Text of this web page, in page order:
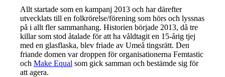
Allt startade som en kampanj 2013 och har därefter
utvecklats till en folkrörelse/förening som hörs och lyssnas
på i allt fler sammanhang. Historien började 2013, då tre
killar som stod åtalade för att ha våldtagit en 15-årig tjej
med en glasflaska, blev friade av Umeå tingsrätt. Den
friande domen var droppen för organisationerna Femtastic
och Make Equal som gick samman och bestämde sig för
att agera.